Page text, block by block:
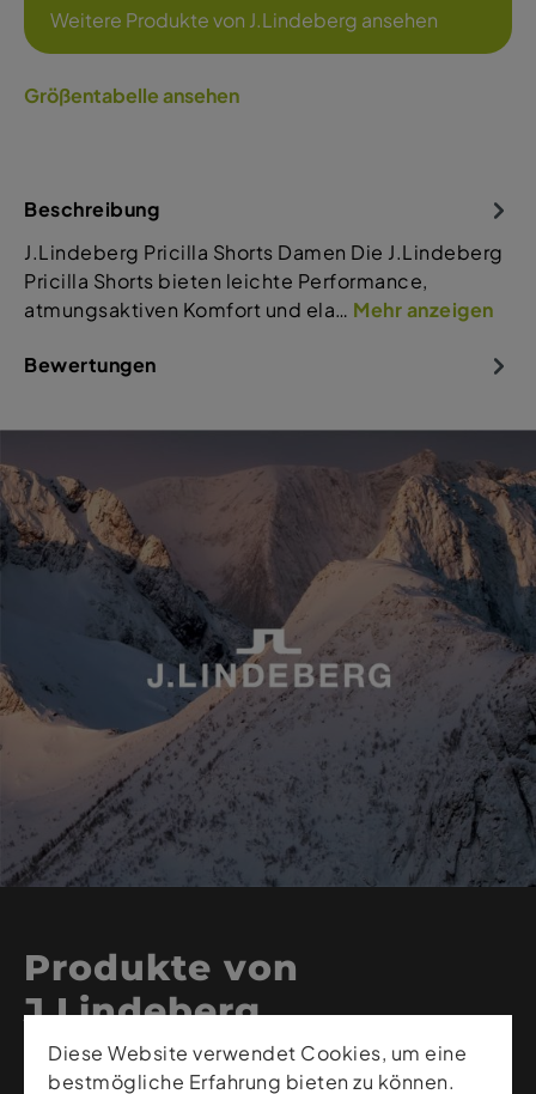
Weitere Produkte von J.Lindeberg ansehen
Größentabelle ansehen
Beschreibung
J.Lindeberg Pricilla Shorts Damen Die J.Lindeberg
Pricilla Shorts bieten leichte Performance,
atmungsaktiven Komfort und ela… Mehr anzeigen
Bewertungen
Produkte von
J.Lindeberg
J.Lindeberg steht für moderne Premium-Mode, die
Diese Website verwendet Cookies, um eine
bestmögliche Erfahrung bieten zu können.